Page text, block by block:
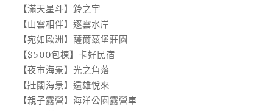
【滿天星斗】鈴之宇
【山雲相伴】逐雲水岸
【宛如歐洲】薩爾茲堡莊園
【$500包棟】卡好民宿
【夜市海景】光之角落
【壯闊海景】遠雄悅來
【親子露營】海洋公園露營車